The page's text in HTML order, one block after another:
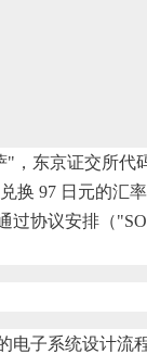
，东京证交所
换 97 日元的
过协议安排（
子系统设计